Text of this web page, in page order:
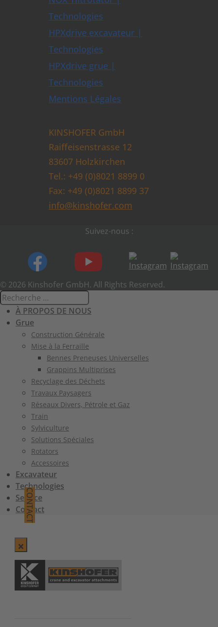
Technologies
HPXdrive excavateur |
Technologies
HPXdrive grue |
Technologies
Mentions Légales
KINSHOFER GmbH
Raiffeisenstrasse 12
83607 Holzkirchen
Tel.: +49 (0)8021 8899 0
Fax: +49 (0)8021 8899 37
info@kinshofer.com
Suivez-nous :
© 2026 Kinshofer GmbH. All Rights Reserved.
À PROPOS DE NOUS
Grue
Construction Générale
Mise à la Ferraille
Bennes Preneuses Universelles
Grappins Multiprises
Recyclage des Déchets
Travaux Paysagers
Réseaux Divers, Pétrole et Gaz
Train
Sylviculture
Solutions Spéciales
Rotators
Accessoires
Excavateur
Technologies
Service
Contact
CONTACT